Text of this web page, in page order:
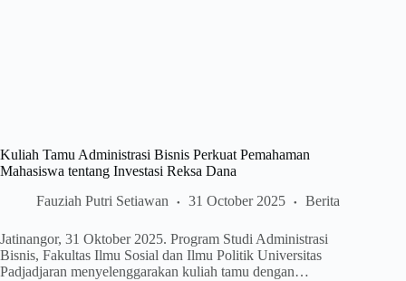
Kuliah Tamu Administrasi Bisnis Perkuat Pemahaman
Mahasiswa tentang Investasi Reksa Dana
Fauziah Putri Setiawan
31 October 2025 Berita
Jatinangor, 31 Oktober 2025. Program Studi Administrasi
Bisnis, Fakultas Ilmu Sosial dan Ilmu Politik Universitas
Padjadjaran menyelenggarakan kuliah tamu dengan…